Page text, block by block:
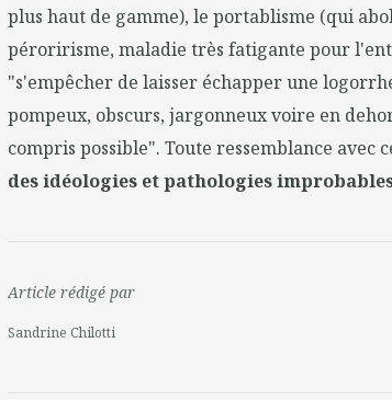
plus haut de gamme), le portablisme (qui
péroririsme, maladie très fatigante pour
"s'empêcher de laisser échapper une
pompeux, obscurs, jargonneux voire en
compris possible". Toute ressemblance avec
des idéologies et pathologies
Article rédigé par
Sandrine Chilotti